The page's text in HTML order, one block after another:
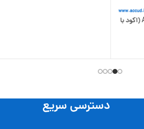
ترکمتر دیجیتال 135-27 نیوتن Accud (اکود با
دسترسی سریع